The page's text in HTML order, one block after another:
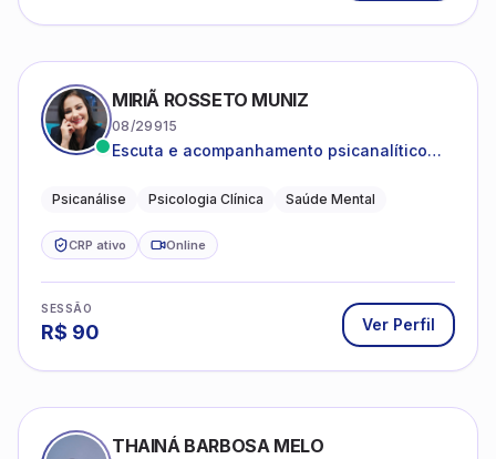
MIRIÃ ROSSETO MUNIZ
08/29915
Escuta e acompanhamento psicanalítico
Psicanálise Psicologia Clínica Saúde Mental
CRP ativo Online
SESSÃO
R$ 90 Ver Perfil
THAINÁ BARBOSA MELO